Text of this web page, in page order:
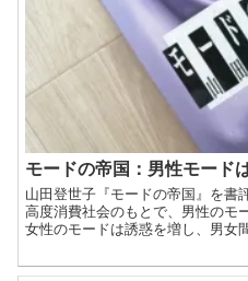
モードの帝国：男性モード
山田登世子『モードの帝国』を書
高度消費社会のもとで、男性のモ
女性のモードは誘惑を増し、男女
させました。モードの帝国 は男
変容の光景を語ります。